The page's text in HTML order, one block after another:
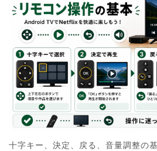
十字キー、決定、戻る、音量調整の